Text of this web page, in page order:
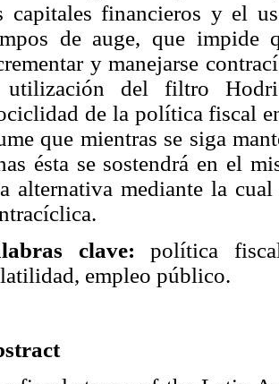
capitales financieros y el
de auge, que impide
y manejarse
del filtro
de la política fiscal
que mientras se siga
ésta se sostendrá en el
alternativa mediante la
clave: política
empleo público.